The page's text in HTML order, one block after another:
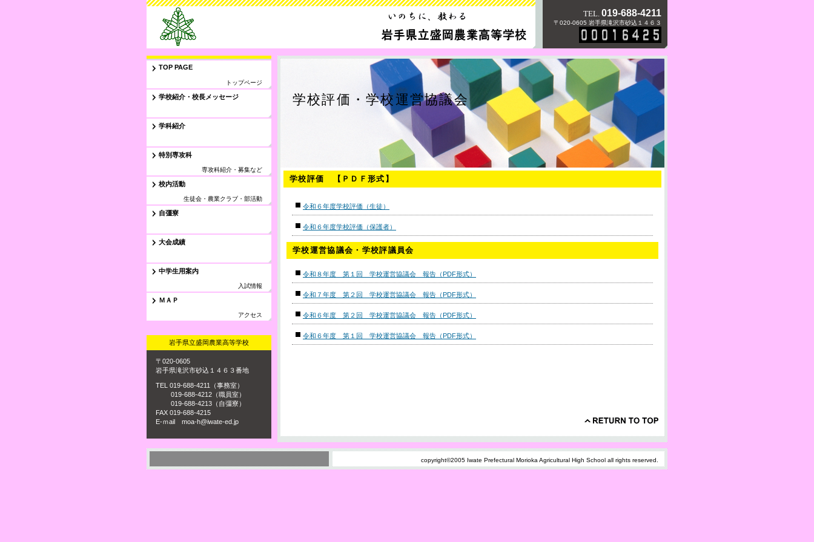
TEL. 019-688-4211
〒020-0605 岩手県滝沢市砂込１４６３
学校評価・学校運営協議会
学校評価 【ＰＤＦ形式】
令和６年度学校評価（生徒）
令和６年度学校評価（保護者）
学校運営協議会・学校評議員会
令和８年度 第１回 学校運営協議会 報告（PDF形式）
令和７年度 第２回 学校運営協議会 報告（PDF形式）
令和６年度 第２回 学校運営協議会 報告（PDF形式）
令和６年度 第１回 学校運営協議会 報告（PDF形式）
トップページ
TOP PAGE
学校紹介・校長メッセージ
学科紹介
専攻科紹介・募集など
特別専攻科
生徒会・農業クラブ・部活動
校内活動
自彊寮
大会成績
入試情報
中学生用案内
アクセス
ＭＡＰ
岩手県立盛岡農業高等学校
〒020-0605
岩手県滝沢市砂込１４６３番地
TEL 019-688-4211（事務室）
019-688-4212（職員室）
019-688-4213（自彊寮）
FAX 019-688-4215
E-ｍail moa-h@iwate-ed.jp
copyright©2005 Iwate Prefectural Morioka Agricultural High School all rights reserved.